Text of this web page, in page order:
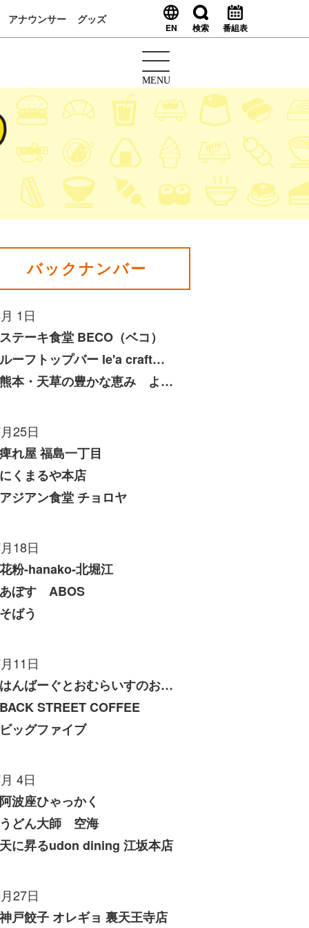
アナウンサー グッズ
EN 検索 番組表
MENU
バックナンバー
1日
テーキ食堂 BECO（ベコ）
ルーフトップバー le'a craft（レアクラフト）
熊本・天草の豊かな恵み よしたけ
25日
れ屋 福島一丁目
くまるや本店
ジアン食堂 チョロヤ
18日
粉-hanako-北堀江
ぼす ABOS
ばう
11日
はんばーぐとおむらいすのお店 いくら
STREET COFFEE
ッグファイブ
4日
波座ひゃっかく
どん大師 空海
に昇るudon dining 江坂本店
27日
戸餃子 オレギョ 裏天王寺店